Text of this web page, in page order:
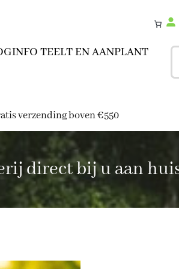
INFO TEELT EN AANPLANT
verzending boven €550
direct bij u aan